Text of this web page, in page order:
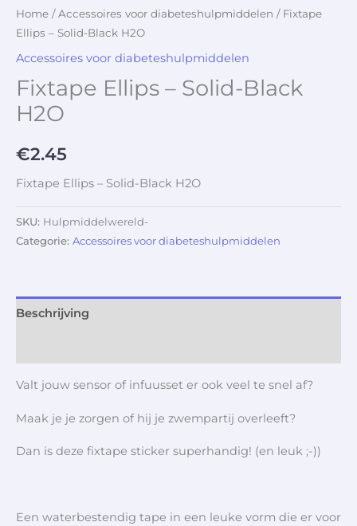
Home /Accessoires voor diabeteshulpmiddelen / Fixtape
Ellips – Solid-Black H2O
Accessoires voor diabeteshulpmiddelen
Fixtape Ellips – Solid-Black
H2O
€2.45
Fixtape Ellips – Solid-Black H2O
SKU: Hulpmiddelwereld-
Categorie: Accessoires voor diabeteshulpmiddelen
Beschrijving
Valt jouw sensor of infuusset er ook veel te snel af?
Maak je je zorgen of hij je zwempartij overleeft?
Dan is deze fixtape sticker superhandig! (en leuk ;-))
Een waterbestendig tape in een leuke vorm die er voor